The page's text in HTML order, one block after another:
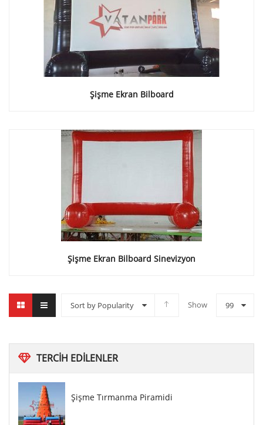
TERCIH EDILENLER
Şişme Tırmanma Piramidi
Şişme Ekran Bilboard
Şişme Ekran Bilboard Sinevizyon
Sort by Popularity Show 99